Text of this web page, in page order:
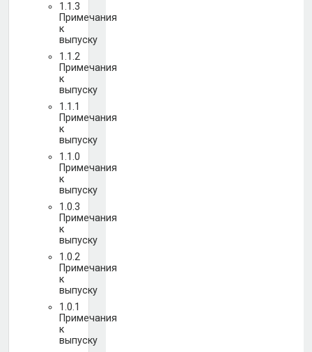
1.1.3
Примечания
к
выпуску
1.1.2
Примечания
к
выпуску
1.1.1
Примечания
к
выпуску
1.1.0
Примечания
к
выпуску
1.0.3
Примечания
к
выпуску
1.0.2
Примечания
к
выпуску
1.0.1
Примечания
к
выпуску